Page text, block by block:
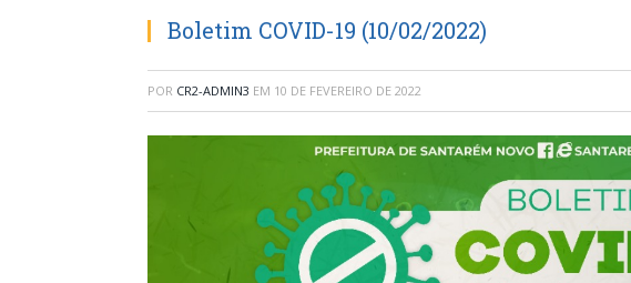
Boletim COVID-19 (10/02/2022)
POR CR2-ADMIN3 EM 10 DE FEVEREIRO DE 2022